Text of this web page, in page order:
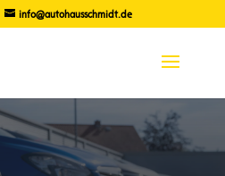
info@autohausschmidt.de